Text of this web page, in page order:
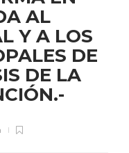
AL
Y A LOS
DE
DE LA